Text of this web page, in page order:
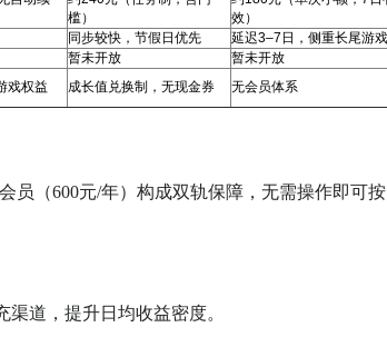
槛）
效）
同步较快，节假日优先
延迟3–7日，侧重长尾游戏
暂未开放
暂未开放
戏权益 成长值兑换制，无现金券 无会员体系
员（600元/年）构成双轨保障，无需操作即可
道，提升日均收益密度。